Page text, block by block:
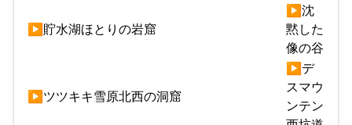
▶貯水湖ほとりの岩窟
▶沈
黙した
像の谷
▶ツツキキ雪原北西の洞窟
▶デ
スマウ
ンテン